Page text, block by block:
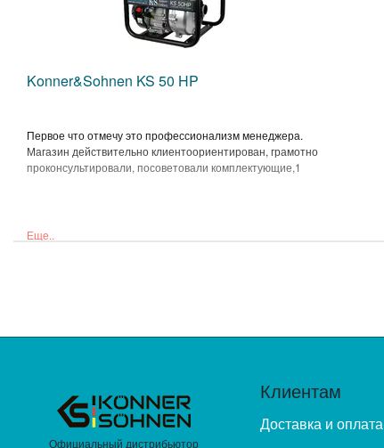
Konner&Sohnen KS 50 HP
Первое что отмечу это профессионализм менеджера.
Магазин действительно клиентоориентирован, грамотно
проконсультировали, посоветовали комплектующие,1
Еще..
Официальный дистрибьютор
Клиентам
Доставка и оплата